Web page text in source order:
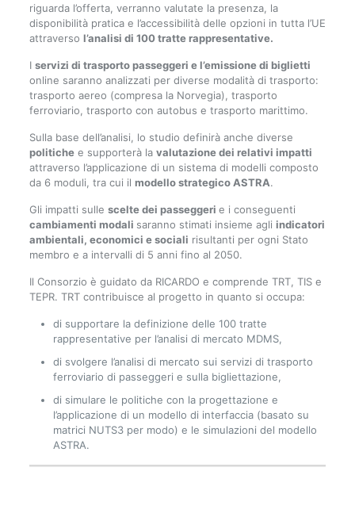
riguarda l’offerta, verranno valutate la presenza, la
disponibilità pratica e l’accessibilità delle opzioni in tutta l’UE
attraverso l’analisi di 100 tratte rappresentative.
I servizi di trasporto passeggeri e l’emissione di biglietti
online saranno analizzati per diverse modalità di trasporto:
trasporto aereo (compresa la Norvegia), trasporto
ferroviario, trasporto con autobus e trasporto marittimo.
Sulla base dell’analisi, lo studio definirà anche diverse
politichee supporterà la valutazione dei relativi impatti
attraverso l’applicazione di un sistema di modelli composto
da 6 moduli, tra cui il modello strategico ASTRA.
Gli impatti sulle scelte dei passeggeri e i conseguenti
cambiamenti modali saranno stimati insieme agli indicatori
ambientali, economici e sociali risultanti per ogni Stato
membro e a intervalli di 5 anni fino al 2050.
Il Consorzio è guidato da RICARDO e comprende TRT, TIS e
TEPR. TRT contribuisce al progetto in quanto si occupa:
di supportare la definizione delle 100 tratte
rappresentative per l’analisi di mercato MDMS,
di svolgere l’analisi di mercato sui servizi di trasporto
ferroviario di passeggeri e sulla bigliettazione,
di simulare le politiche con la progettazione e
l’applicazione di un modello di interfaccia (basato su
matrici NUTS3 per modo) e le simulazioni del modello
ASTRA.